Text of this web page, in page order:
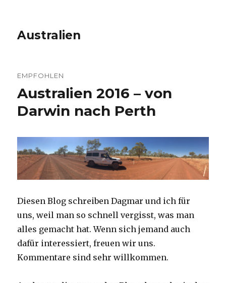
Australien
EMPFOHLEN
Australien 2016 – von
Darwin nach Perth
Diesen Blog schreiben Dagmar und ich für
uns, weil man so schnell vergisst, was man
alles gemacht hat. Wenn sich jemand auch
dafür interessiert, freuen wir uns.
Kommentare sind sehr willkommen.